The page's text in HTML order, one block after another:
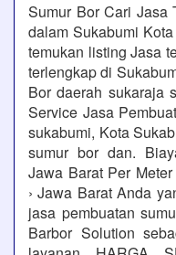
Sumur Bor Cari Jasa
dalam Sukabumi
temukan listing Jasa
terlengkap di
Bor daerah sukaraja
Service Jasa
sukabumi, Kota
sumur bor dan.
Jawa Barat Per
› Jawa Barat Anda
jasa pembuatan
Barbor Solution